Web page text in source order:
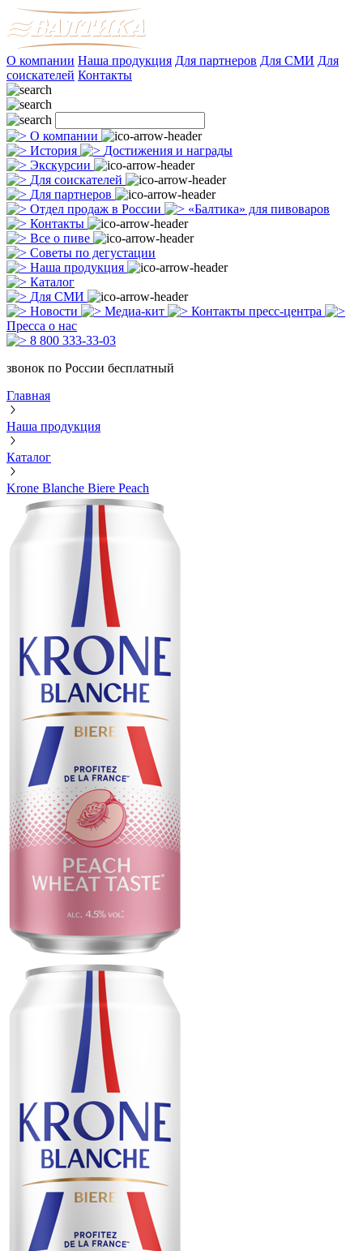
О компании Наша продукция Для партнеров Для СМИ Для
соискателей Контакты
О компании
История
Достижения и награды
Экскурсии
Для соискателей
Для партнеров
Отдел продаж в России
«Балтика» для пивоваров
Контакты
Все о пиве
Советы по дегустации
Наша продукция
Каталог
Для СМИ
Новости
Медиа-кит
Контакты пресс-центра
Пресса о нас
8 800 333-33-03
звонок по России бесплатный
Главная
Наша продукция
Каталог
Krone Blanche Biere Peach